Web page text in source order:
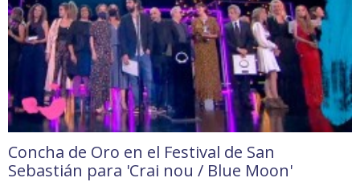
Concha de Oro en el Festival de San
Sebastián para 'Crai nou / Blue Moon'